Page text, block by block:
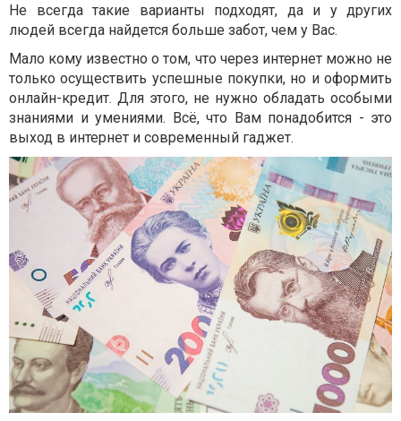
Не всегда такие варианты подходят, да и у других
людей всегда найдется больше забот, чем у Вас.
Мало кому известно о том, что через интернет можно не
только осуществить успешные покупки, но и оформить
онлайн-кредит. Для этого, не нужно обладать особыми
знаниями и умениями. Всё, что Вам понадобится - это
выход в интернет и современный гаджет.